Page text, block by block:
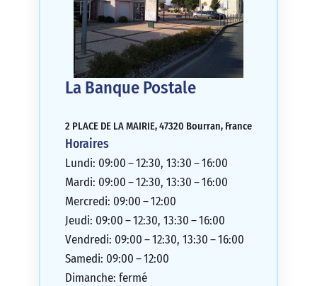
La Banque Postale
2 PLACE DE LA MAIRIE, 47320 Bourran, France
Horaires
Lundi: 09:00 – 12:30, 13:30 – 16:00
Mardi: 09:00 – 12:30, 13:30 – 16:00
Mercredi: 09:00 – 12:00
Jeudi: 09:00 – 12:30, 13:30 – 16:00
Vendredi: 09:00 – 12:30, 13:30 – 16:00
Samedi: 09:00 – 12:00
Dimanche: fermé